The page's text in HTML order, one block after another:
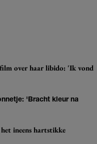
over haar libido: 'Ik vond
'Bracht kleur na
ineens hartstikke